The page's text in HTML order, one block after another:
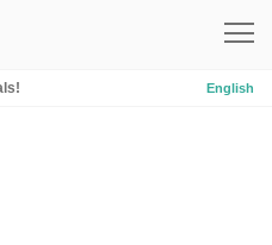
English